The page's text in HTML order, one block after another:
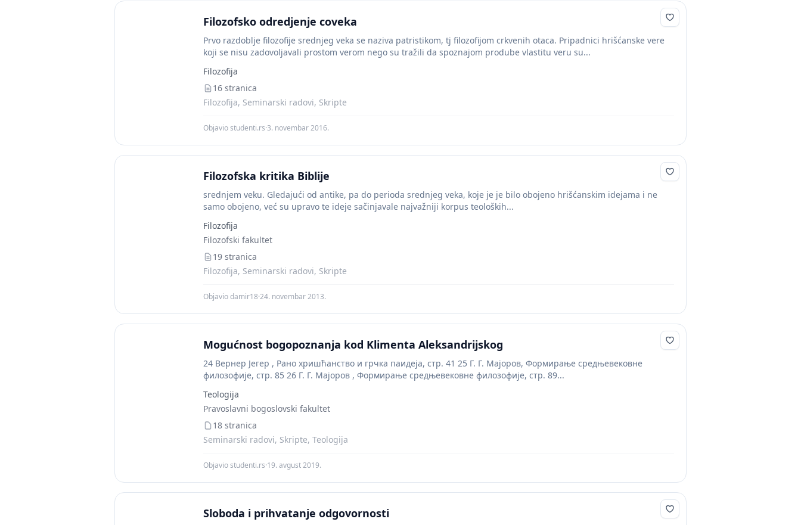
Filozofsko odredjenje coveka
Prvo razdoblje filozofije srednjeg veka se naziva patristikom, tj filozofijom crkvenih otaca. Pripadnici hrišćanske vere
koji se nisu zadovoljavali prostom verom nego su tražili da spoznajom prodube vlastitu veru su...
Filozofija
16 stranica
Filozofija, Seminarski radovi, Skripte
Objavio studenti.rs·3. novembar 2016.
Filozofska kritika Biblije
srednjem veku. Gledajući od antike, pa do perioda srednjeg veka, koje je je bilo obojeno hrišćanskim idejama i ne
samo obojeno, već su upravo te ideje sačinjavale najvažniji korpus teoloških...
Filozofija
Filozofski fakultet
19 stranica
Filozofija, Seminarski radovi, Skripte
Objavio damir18·24. novembar 2013.
Mogućnost bogopoznanja kod Klimenta Aleksandrijskog
24 Вернер Јегер , Рано хришћанство и грчка паидеја, стр. 41 25 Г. Г. Мајоров, Формирање средњевековне
филозофије, стр. 85 26 Г. Г. Мајоров , Формирање средњевековне филозофије, стр. 89...
Teologija
Pravoslavni bogoslovski fakultet
18 stranica
Seminarski radovi, Skripte, Teologija
Objavio studenti.rs·19. avgust 2019.
Sloboda i prihvatanje odgovornosti